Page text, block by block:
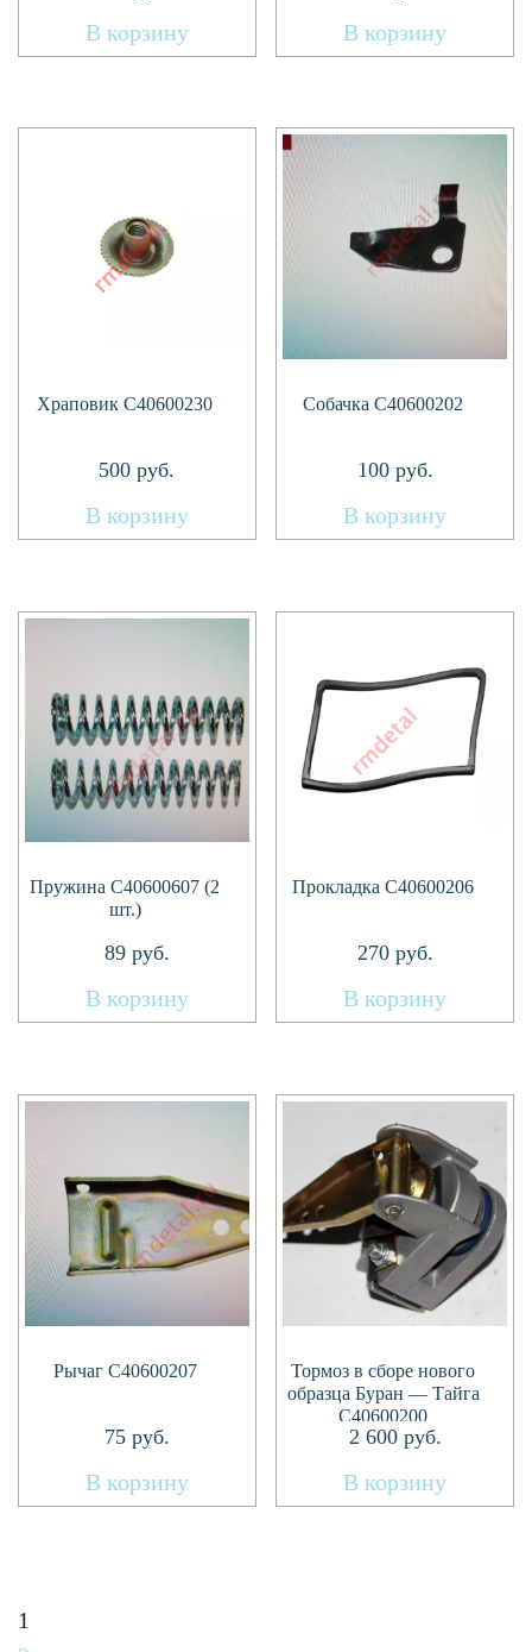
В корзину В корзину
Храповик C40600230
500 руб.
В корзину
Собачка C40600202
100руб.
В корзину
Пружина C40600607 (2
шт.)
89руб.
В корзину
Прокладка C40600206
270руб.
В корзину
Рычаг C40600207
75руб.
В корзину
Тормоз в сборе нового
образца Буран — Тайга
С40600200
2 600руб.
В корзину
1